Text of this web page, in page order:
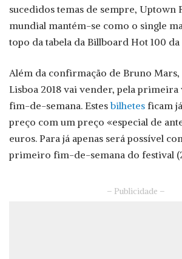
sucedidos temas de sempre, Uptown
mundial mantém-se como o single
topo da tabela da Billboard Hot 100 da
Além da confirmação de Bruno Mars,
Lisboa 2018 vai vender, pela primeira
fim-de-semana. Estesbilhetes ficam
preço com um preço «especial de
euros. Para já apenas será possível
primeiro fim-de-semana do festival
– Publicidade –